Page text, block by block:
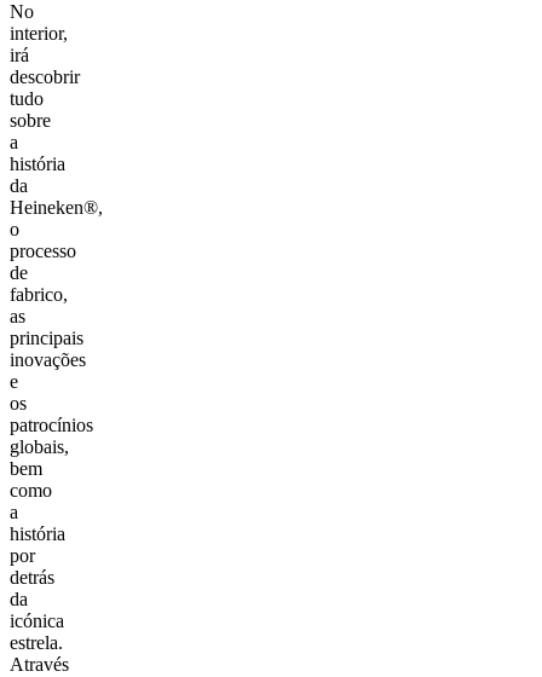
No
interior,
irá
descobrir
tudo
sobre
a
história
da
Heineken®,
o
processo
de
fabrico,
as
principais
inovações
e
os
patrocínios
globais,
bem
como
a
história
por
detrás
da
icónica
estrela.
Através